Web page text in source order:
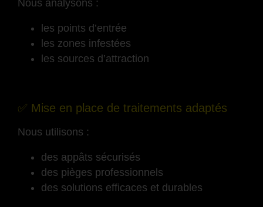
Nous analysons :
les points d’entrée
les zones infestées
les sources d’attraction
✅ Mise en place de traitements adaptés
Nous utilisons :
des appâts sécurisés
des pièges professionnels
des solutions efficaces et durables